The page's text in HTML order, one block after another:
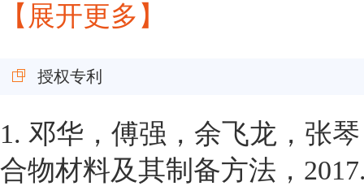
【展开更多】
授权专利
1. 邓华，傅强，余飞龙，张
合物材料及其制备方法，